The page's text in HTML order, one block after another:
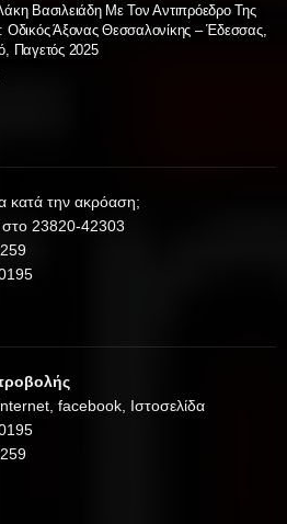
Βασιλειάδη Με Τον Αντιπρόεδρο Της
Οδικός Άξονας Θεσσαλονίκης – Έδεσσας,
Παγετός 2025
κατά την ακρόαση;
στο 23820-42303
facebook, Ιστοσελίδα